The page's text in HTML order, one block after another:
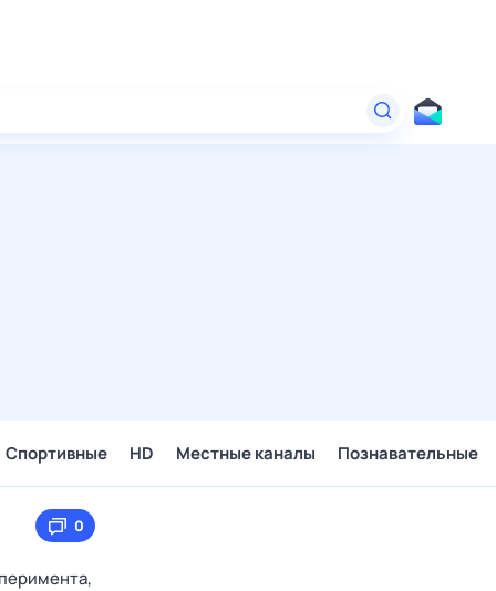
Спортивные HD Местные каналы Познавательные
0